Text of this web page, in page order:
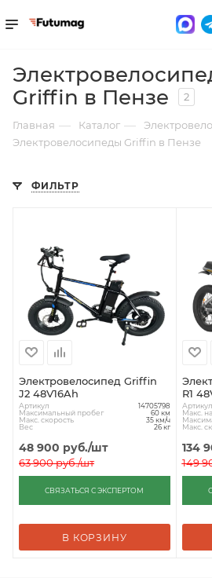
Griffin в Пензе
2
Главная — Каталог —
Электровелосипеды Griffin в Пензе
ФИЛЬТР
Электровелосипед Griffin
J2 48V16Ah
Артикул 14705798
Максимальный пробег 60 км
Макс. скорость 35 км/ч
Вес 26 кг
48 900 руб./шт
63 900руб./шт
СВЯЗАТЬСЯ С ЭКСПЕРТОМ
В КОРЗИНУ
R1
Артикул
Макс.
Макс.
134
149